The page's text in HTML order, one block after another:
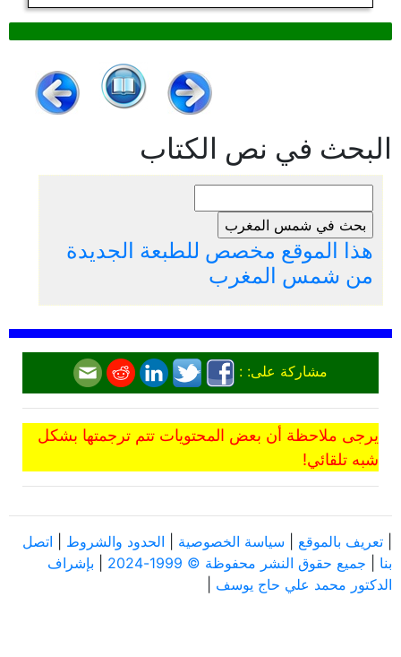
البحث في نص الكتاب
هذا الموقع مخصص للطبعة الجديدة
من شمس المغرب
مشاركة على: :
يرجى ملاحظة أن بعض المحتويات تتم ترجمتها بشكل
شبه تلقائي!
تعريف بالموقع سياسة الخصوصية الحدود والشروط
اتصل
بنا
جميع حقوق النشر محفوظة © 1999-2024
بإشراف
الدكتور محمد علي حاج يوسف